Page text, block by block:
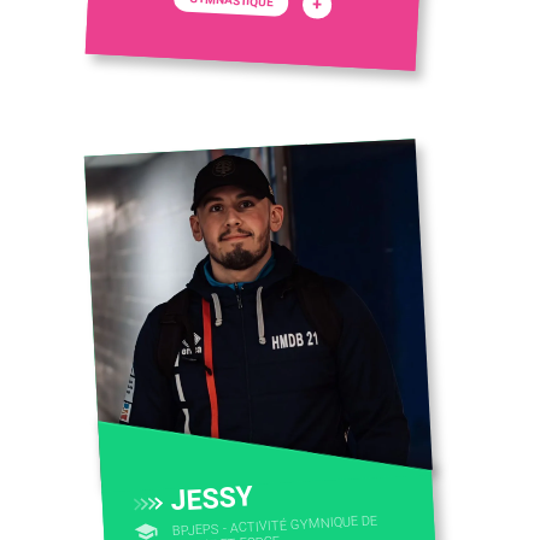
+
JESSY
BPJEPS - ACTIVITÉ GYMNIQUE DE